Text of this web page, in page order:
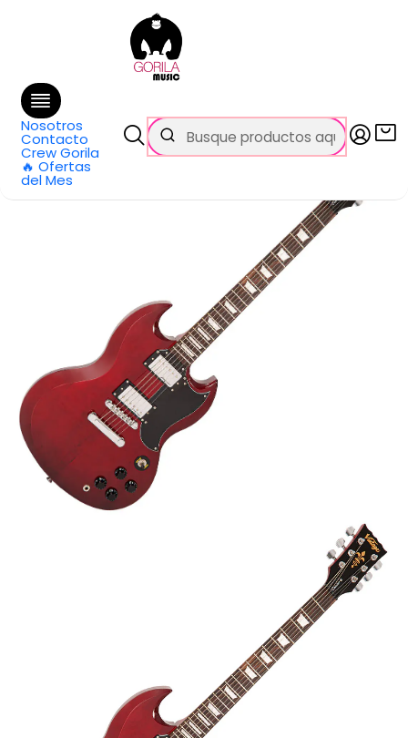
Nosotros
Contacto
Crew Gorila
🔥 Ofertas
del Mes
GRATIS
en Santiago y $99.990 en Regiones
Categorías
Guitarra Electrica SG V69 COASTER CHERRY RED VINTAGE